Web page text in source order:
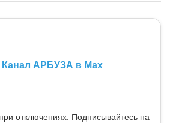
Канал АРБУЗА в Max
отключениях. Подписывайтесь на